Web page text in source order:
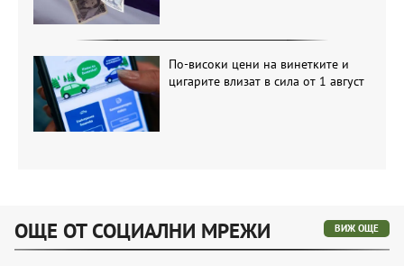
По-високи цени на винетките и
цигарите влизат в сила от 1 август
ОЩЕ ОТ СОЦИАЛНИ МРЕЖИ ВИЖ ОЩЕ